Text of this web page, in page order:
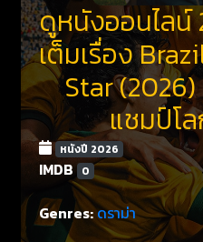
ดูหนังออนไลน์
เต็มเรื่อง
Star
แชมป์โ
หนังปี 2026
IMDB 0
Genres:ดราม่า